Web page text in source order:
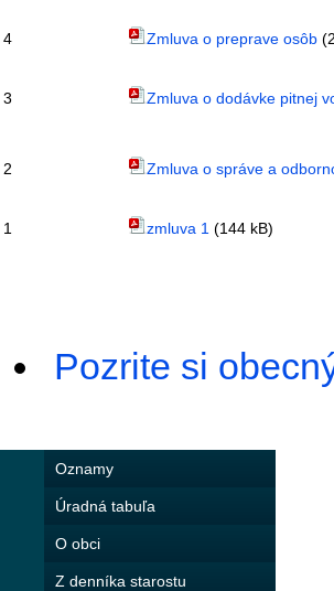
4 Zmluva o preprave osôb
3 Zmluva o dodávke pitnej
2 Zmluva o správe a
1 zmluva 1 (144 kB)
Pozrite si
Oznamy
Úradná tabuľa
O obci
Z denníka starostu